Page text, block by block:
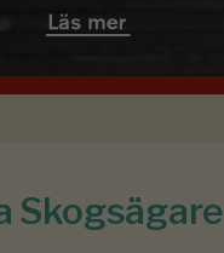
Skogsägare